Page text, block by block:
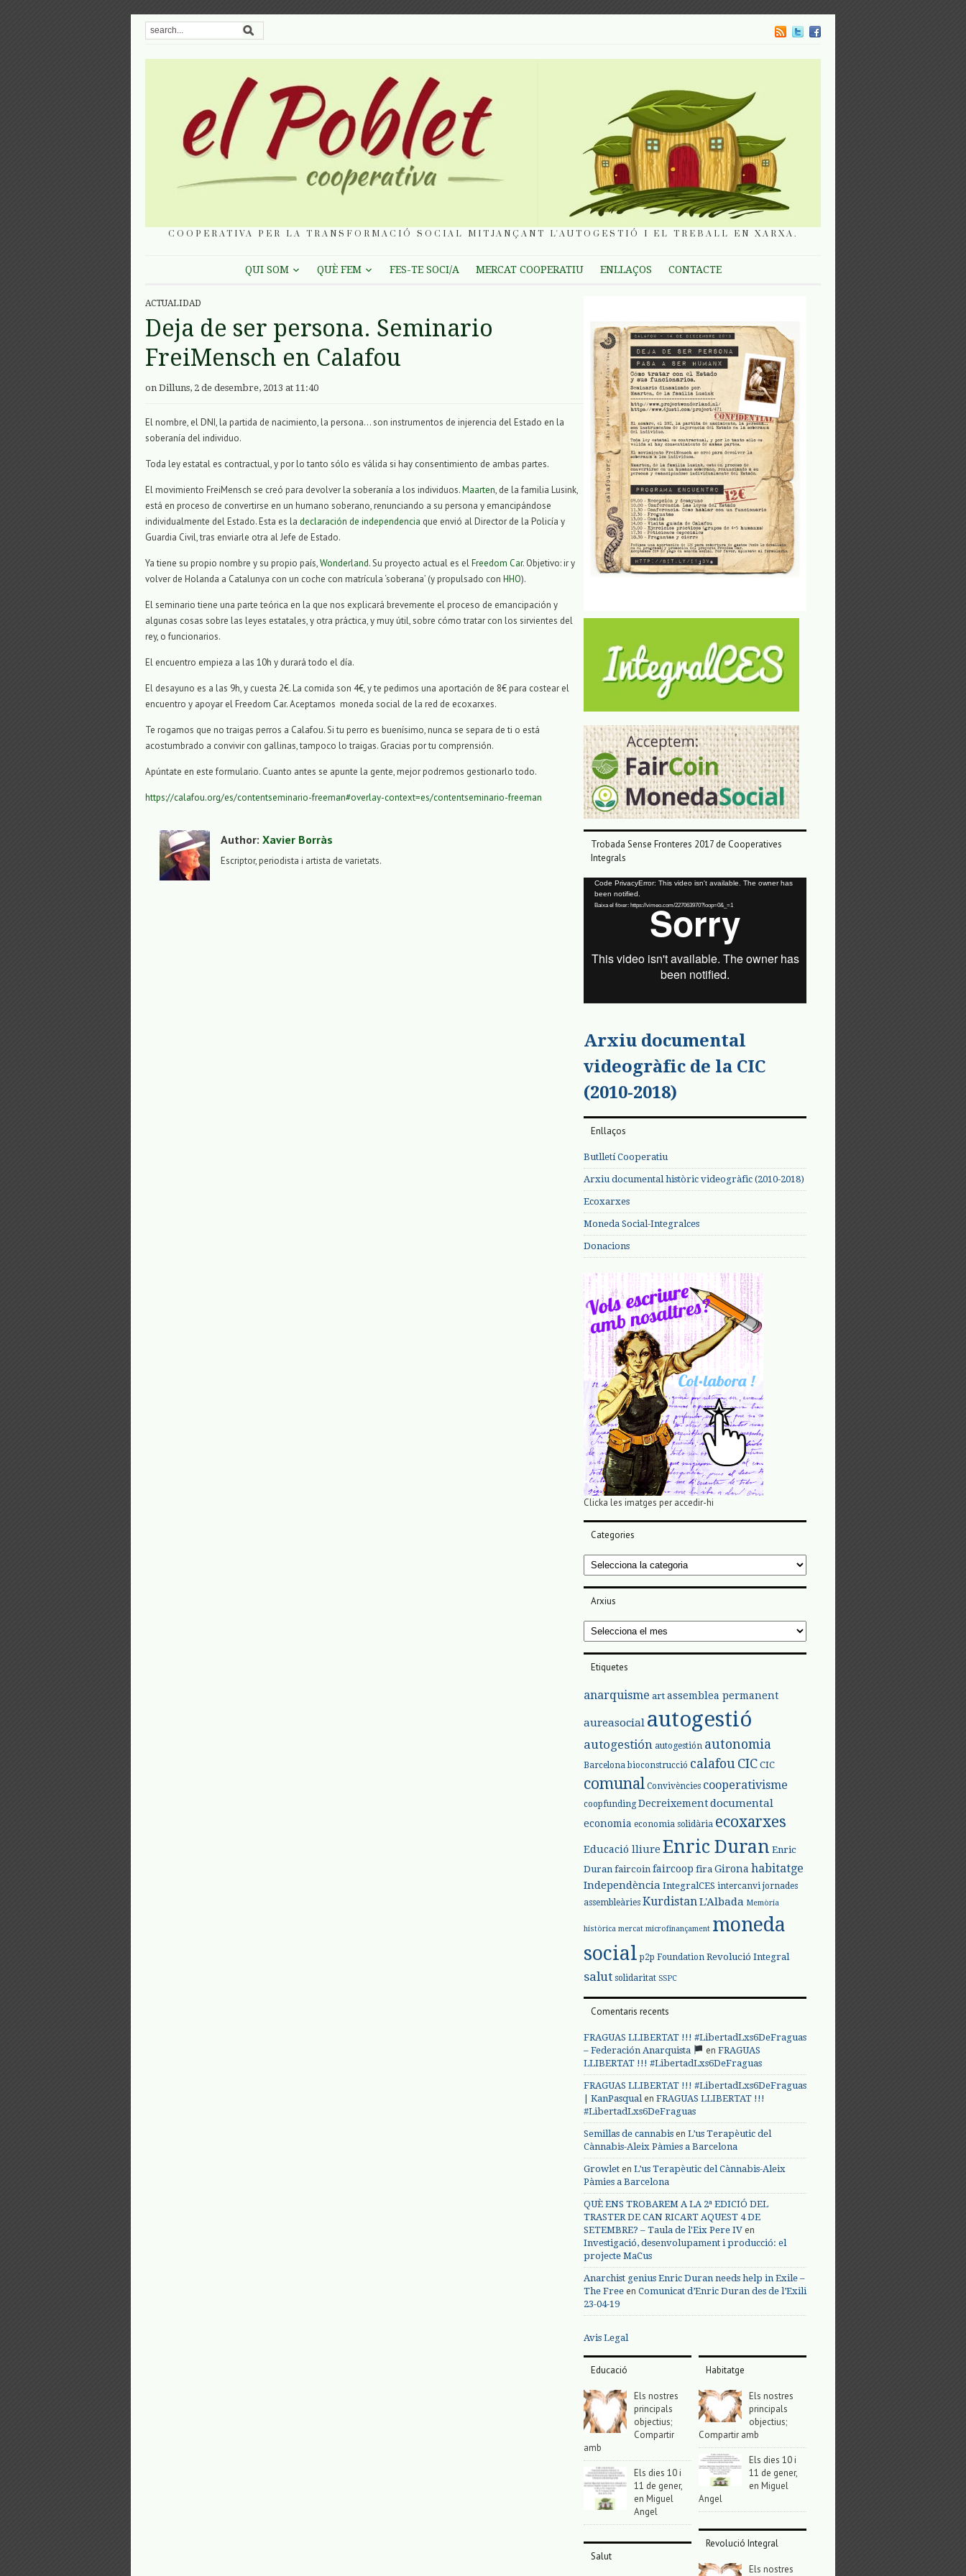
COOPERATIVA PER LA TRANSFORMACIÓ SOCIAL MITJANÇANT L'AUTOGESTIÓ I EL TREBALL EN XARXA.
QUI SOM QUÈ FEM FES-TE SOCI/A MERCAT COOPERATIU ENLLAÇOS CONTACTE
ACTUALIDAD
Deja de ser persona. Seminario
FreiMensch en Calafou
on Dilluns, 2 de desembre, 2013 at 11:40
El nombre, el DNI, la partida de nacimiento, la persona… son instrumentos de injerencia del Estado en la
soberanía del individuo.
Toda ley estatal es contractual, y por lo tanto sólo es válida si hay consentimiento de ambas partes.
El movimiento FreiMensch se creó para devolver la soberanía a los individuos.Maarten, de la familia Lusink,
está en proceso de convertirse en un humano soberano, renunciando a su persona y emancipándose
individualmente del Estado. Esta es la declaración de independencia que envió al Director de la Policía y
Guardia Civil, tras enviarle otra al Jefe de Estado.
Ya tiene su propio nombre y su propio país,Wonderland. Su proyecto actual es elFreedom Car. Objetivo: ir y
volver de Holanda a Catalunya con un coche con matrícula ‘soberana’ (y propulsado con HHO).
El seminario tiene una parte teórica en la que nos explicará brevemente el proceso de emancipación y
algunas cosas sobre las leyes estatales, y otra práctica, y muy útil, sobre cómo tratar con los sirvientes del
rey, o funcionarios.
El encuentro empieza a las 10h y durará todo el día.
El desayuno es a las 9h, y cuesta 2€. La comida son 4€, y te pedimos una aportación de 8€ para costear el
encuentro y apoyar el Freedom Car. Aceptamos moneda social de la red de ecoxarxes.
Te rogamos que no traigas perros a Calafou. Si tu perro es buenísimo, nunca se separa de ti o está
acostumbrado a convivir con gallinas, tampoco lo traigas. Gracias por tu comprensión.
Apúntate en este formulario. Cuanto antes se apunte la gente, mejor podremos gestionarlo todo.
https://calafou.org/es/contentseminario-freeman#overlay-context=es/contentseminario-freeman
Author: Xavier Borràs
Escriptor, periodista i artista de varietats.
Trobada Sense Fronteres 2017 de Cooperatives
Integrals
Reproductor
vídeo
Code PrivacyError: This video isn't available. The owner has
been notified.
Baixa el fitxer: https://vimeo.com/227063970?loop=0&_=1
Arxiu documental
videogràfic de la CIC
(2010-2018)
Enllaços
Butlletí Cooperatiu
Arxiu documental històric videogràfic (2010-2018)
Ecoxarxes
Moneda Social-Integralces
Donacions
Clicka les imatges per accedir-hi
Categories
Categories
Arxius
Arxius
Etiquetes
anarquisme art assemblea permanent
aureasocial autogestió
autogestión autogestión autonomia
Barcelona bioconstrucció calafou CIC CIC
comunal Convivències cooperativisme
coopfunding Decreixementdocumental
economia economia solidària ecoxarxes
Educació lliure Enric Duran Enric
Duran faircoin faircoop fira Girona habitatge
Independència IntegralCES intercanvi jornades
assembleàries Kurdistan L'Albada Memòria
històrica mercat microfinançament moneda
social p2p Foundation Revolució Integral
salut solidaritat SSPC
Comentaris recents
FRAGUAS LLIBERTAT !!! #LibertadLxs6DeFraguas
– Federación Anarquista
en FRAGUAS
LLIBERTAT !!! #LibertadLxs6DeFraguas
FRAGUAS LLIBERTAT !!! #LibertadLxs6DeFraguas
| KanPasqualen FRAGUAS LLIBERTAT !!!
#LibertadLxs6DeFraguas
Semillas de cannabis en L’us Terapèutic del
Cànnabis-Aleix Pàmies a Barcelona
Growlet en L’us Terapèutic del Cànnabis-Aleix
Pàmies a Barcelona
QUÈ ENS TROBAREM A LA 2ª EDICIÓ DEL
TRASTER DE CAN RICART AQUEST 4 DE
SETEMBRE? – Taula de l'Eix Pere IV en
Investigació, desenvolupament i producció: el
projecte MaCus
Anarchist genius Enric Duran needs help in Exile –
The Free en Comunicat d’Enric Duran des de l’Exili
23-04-19
Avis Legal
Educació
Els nostres
principals
objectius;
Compartir
amb
Els dies 10 i
11 de gener,
en Miguel
Angel
Salut
Habitatge
Els nostres
principals
objectius;
Compartir amb
Els dies 10 i
11 de gener,
en Miguel
Angel
Revolució Integral
Els nostres